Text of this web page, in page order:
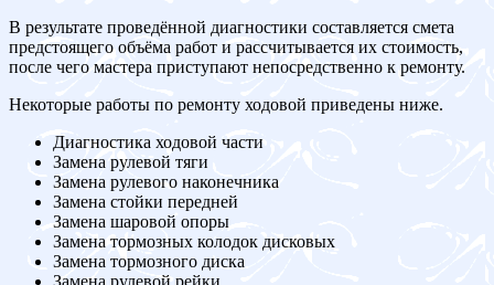
В результате проведённой диагностики составляется смета
предстоящего объёма работ и рассчитывается их стоимость,
после чего мастера приступают непосредственно к ремонту.
Некоторые работы по ремонту ходовой приведены ниже.
Диагностика ходовой части
Замена рулевой тяги
Замена рулевого наконечника
Замена стойки передней
Замена шаровой опоры
Замена тормозных колодок дисковых
Замена тормозного диска
Замена рулевой рейки